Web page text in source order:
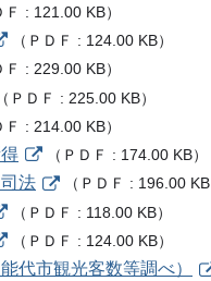
Ｆ 121.00 KB）
（ ＰＤＦ 124.00 KB）
Ｆ 229.00 KB）
（ ＰＤＦ 225.00 KB）
Ｆ 214.00 KB）
（ ＰＤＦ 174.00 KB）
法 （ ＰＤＦ 196.00 KB
（ ＰＤＦ 118.00 KB）
（ ＰＤＦ 124.00 KB）
代市観光客数等調べ）